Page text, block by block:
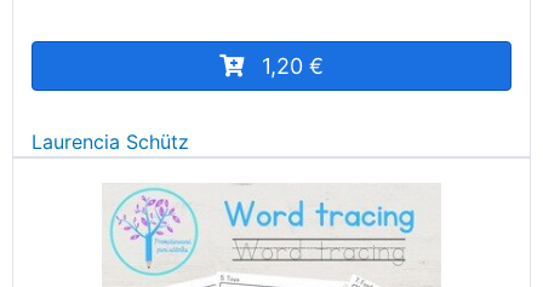
1,20 €
Laurencia Schütz